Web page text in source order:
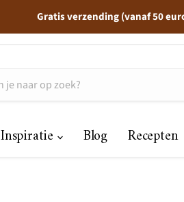
Gratis verzending (vanaf 50
Inspiratie Blog Recepten